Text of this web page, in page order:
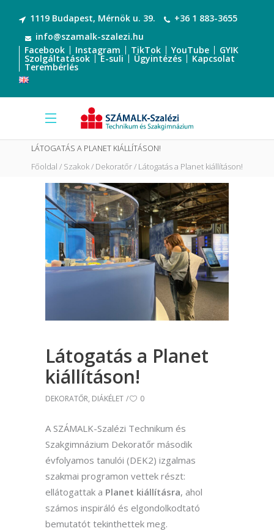
1119 Budapest, Mérnök u. 39.
+36 1 883-3655
info@szamalk-szalezi.hu
Facebook
Instagram TikTok YouTube GYIK
Szolgáltatások E-suli Ügyintézés Kapcsolat
Terembérlés
LÁTOGATÁS A PLANET KIÁLLÍTÁSON!
Főoldal Szakok Dekoratőr Látogatás a Planet kiállításon!
Látogatás a Planet
kiállításon!
DEKORATŐR, DIÁKÉLET 0
A SZÁMALK-Szalézi Technikum és
Szakgimnázium Dekoratőr második
évfolyamos tanulói (DEK2) izgalmas
szakmai programon vettek részt:
ellátogattak a Planet kiállításra, ahol
számos inspiráló és elgondolkodtató
bemutatót tekinthettek meg.